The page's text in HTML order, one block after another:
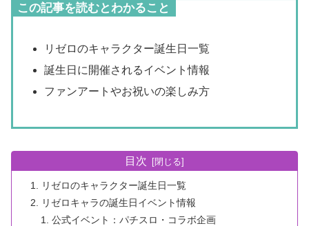
この記事を読むとわかること
リゼロのキャラクター誕生日一覧
誕生日に開催されるイベント情報
ファンアートやお祝いの楽しみ方
目次
リゼロのキャラクター誕生日一覧
リゼロキャラの誕生日イベント情報
公式イベント：パチスロ・コラボ企画